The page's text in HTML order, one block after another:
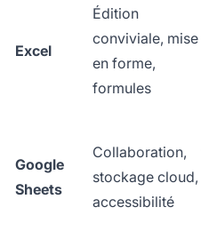
Excel
Édition
conviviale, mise
en forme,
formules
Google
Sheets
Collaboration,
stockage cloud,
accessibilité